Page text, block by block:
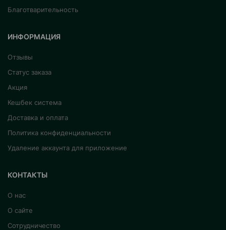
Благотварительность
ИНФОРМАЦИЯ
Отзывы
Статус заказа
Акция
Кешбек система
Доставка и оплата
Политика конфиденциальности
Удаление аккаунта для приложение
КОНТАКТЫ
О нас
О сайте
Сотрудничество